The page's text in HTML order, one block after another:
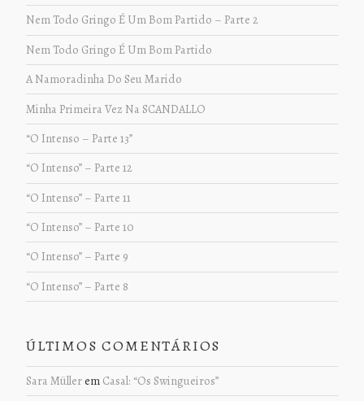
Nem Todo Gringo É Um Bom Partido – Parte 2
Nem Todo Gringo É Um Bom Partido
A Namoradinha Do Seu Marido
Minha Primeira Vez Na SCANDALLO
“O Intenso – Parte 13”
“O Intenso” – Parte 12
“O Intenso” – Parte 11
“O Intenso” – Parte 10
“O Intenso” – Parte 9
“O Intenso” – Parte 8
ÚLTIMOS COMENTÁRIOS
Sara Müllerem Casal: “Os Swingueiros”